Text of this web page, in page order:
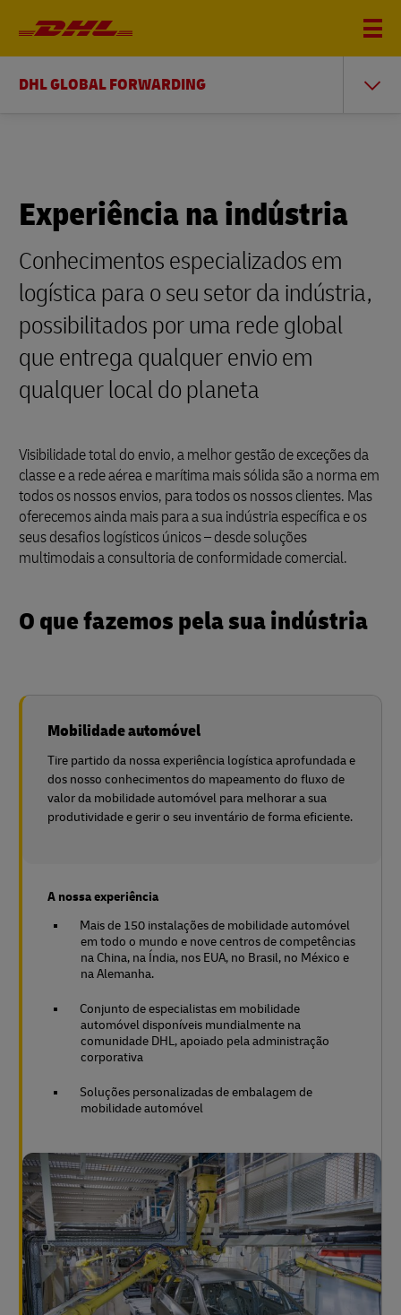
DHL GLOBAL FORWARDING
Experiência na indústria
Conhecimentos especializados em
logística para o seu setor da indústria,
possibilitados por uma rede global
que entrega qualquer envio em
qualquer local do planeta
Visibilidade total do envio, a melhor gestão de exceções da
classe e a rede aérea e marítima mais sólida são a norma em
todos os nossos envios, para todos os nossos clientes. Mas
oferecemos ainda mais para a sua indústria específica e os
seus desafios logísticos únicos – desde soluções
multimodais a consultoria de conformidade comercial.
O que fazemos pela sua indústria
Mobilidade automóvel
Tire partido da nossa experiência logística aprofundada e
dos nosso conhecimentos do mapeamento do fluxo de
valor da mobilidade automóvel para melhorar a sua
produtividade e gerir o seu inventário de forma eficiente.
A nossa experiência
Mais de 150 instalações de mobilidade automóvel
em todo o mundo e nove centros de competências
na China, na Índia, nos EUA, no Brasil, no México e
na Alemanha.
Conjunto de especialistas em mobilidade
automóvel disponíveis mundialmente na
comunidade DHL, apoiado pela administração
corporativa
Soluções personalizadas de embalagem de
mobilidade automóvel